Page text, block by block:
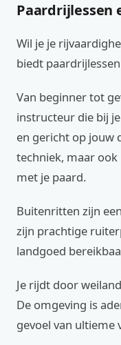
Wil je je
biedt
Van beginner tot
instructeur die bij
en gericht op jouw
techniek, maar
met je paard.
Buitenritten zijn
zijn prachtige
landgoed
Je rijdt door
De omgeving is
gevoel van ultieme